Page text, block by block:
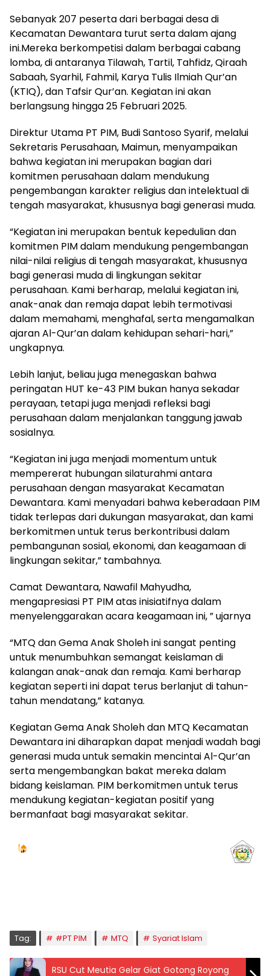
Sebanyak 207 peserta dari berbagai desa di
Kecamatan Dewantara turut serta dalam ajang
ini.Mereka berkompetisi dalam berbagai cabang
lomba, di antaranya Tilawah, Tartil, Tahfidz, Qiraah
Sabaah, Syarhil, Fahmil, Karya Tulis Ilmiah Qur’an
(KTIQ), dan Tafsir Qur’an. Kegiatan ini akan
berlangsung hingga 25 Februari 2025.
Direktur Utama PT PIM, Budi Santoso Syarif, melalui
Sekretaris Perusahaan, Maimun, menyampaikan
bahwa kegiatan ini merupakan bagian dari
komitmen perusahaan dalam mendukung
pengembangan karakter religius dan intelektual di
tengah masyarakat, khususnya bagi generasi muda.
“Kegiatan ini merupakan bentuk kepedulian dan
komitmen PIM dalam mendukung pengembangan
nilai-nilai religius di tengah masyarakat, khususnya
bagi generasi muda di lingkungan sekitar
perusahaan. Kami berharap, melalui kegiatan ini,
anak-anak dan remaja dapat lebih termotivasi
dalam memahami, menghafal, serta mengamalkan
ajaran Al-Qur’an dalam kehidupan sehari-hari,”
ungkapnya.
Lebih lanjut, beliau juga menegaskan bahwa
peringatan HUT ke-43 PIM bukan hanya sekadar
perayaan, tetapi juga menjadi refleksi bagi
perusahaan dalam menjalankan tanggung jawab
sosialnya.
“Kegiatan ini juga menjadi momentum untuk
mempererat hubungan silaturahmi antara
perusahaan dengan masyarakat Kecamatan
Dewantara. Kami menyadari bahwa keberadaan PIM
tidak terlepas dari dukungan masyarakat, dan kami
berkomitmen untuk terus berkontribusi dalam
pembangunan sosial, ekonomi, dan keagamaan di
lingkungan sekitar,” tambahnya.
Camat Dewantara, Nawafil Mahyudha,
mengapresiasi PT PIM atas inisiatifnya dalam
menyelenggarakan acara keagamaan ini, ” ujarnya
“MTQ dan Gema Anak Sholeh ini sangat penting
untuk menumbuhkan semangat keislaman di
kalangan anak-anak dan remaja. Kami berharap
kegiatan seperti ini dapat terus berlanjut di tahun-
tahun mendatang,” katanya.
Kegiatan Gema Anak Sholeh dan MTQ Kecamatan
Dewantara ini diharapkan dapat menjadi wadah bagi
generasi muda untuk semakin mencintai Al-Qur’an
serta mengembangkan bakat mereka dalam
bidang keislaman. PIM berkomitmen untuk terus
mendukung kegiatan-kegiatan positif yang
bermanfaat bagi masyarakat sekitar.
Tag: #PT PIM MTQ Syariat Islam
RSU Cut Meutia Gelar Giat Gotong Royong